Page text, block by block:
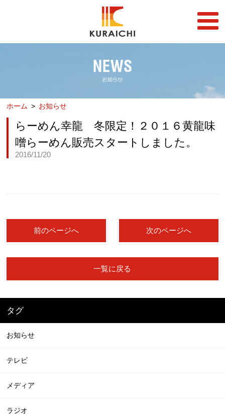
FRANCHISE
店舗一覧
RAMEN STORE
丼店一覧
DON STORE
COMPANY
採用情報
RECRUIT
ホーム お知らせ
らーめん幸龍 冬限定！２０１６黄龍味
噌らーめん販売スタートしました。
2016/11/20
前のページへ
一覧に戻る
次のページへ
タグ
お知らせ
テレビ
メディア
ラジオ